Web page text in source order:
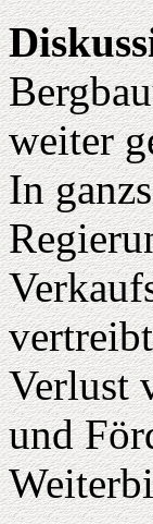
weiter
In
Verlust
und